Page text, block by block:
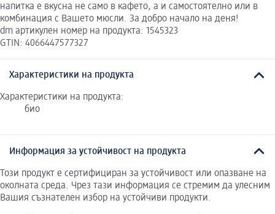
напитка е вкусна не само в кафето, а и самостоятелно или в
комбинация с Вашето мюсли. За добро начало на деня!
dm артикулен номер на продукта: 1545323
GTIN: 4066447577327
Характеристики на продукта
Характеристики на продукта:
био
Информация за устойчивост на продукта
Този продукт е сертифициран за устойчивост или опазване на
околната среда. Чрез тази информация се стремим да улесним
Вашия съзнателен избор на устойчиви продукти.